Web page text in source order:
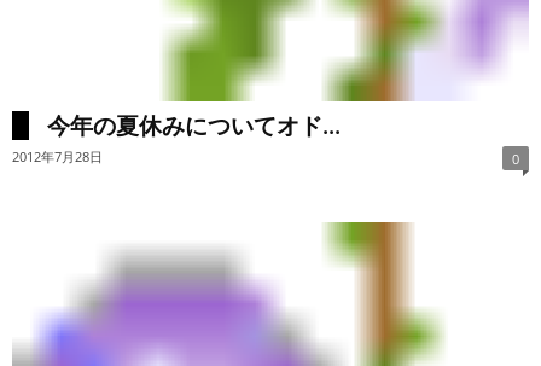
今年の夏休みについてオド...
2012年7月28日 0